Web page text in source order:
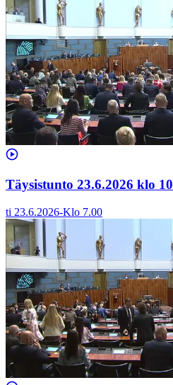
Täysistunto 23.6.2026 klo 10
ti 23.6.2026-Klo 7.00